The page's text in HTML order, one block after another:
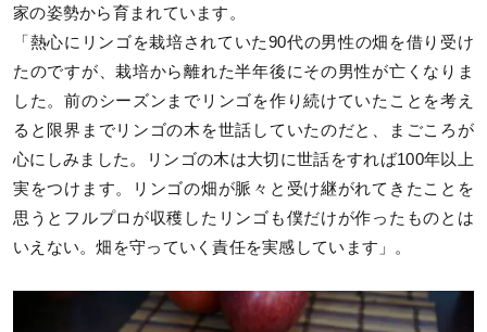
家の姿勢から育まれています。
「熱心にリンゴを栽培されていた90代の男性の畑を借り受け
たのですが、栽培から離れた半年後にその男性が亡くなりま
した。前のシーズンまでリンゴを作り続けていたことを考え
ると限界までリンゴの木を世話していたのだと、まごころが
心にしみました。リンゴの木は大切に世話をすれば100年以上
実をつけます。リンゴの畑が脈々と受け継がれてきたことを
思うとフルプロが収穫したリンゴも僕だけが作ったものとは
いえない。畑を守っていく責任を実感しています」。